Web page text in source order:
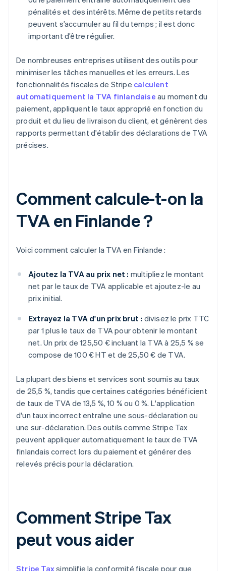
pénalités et des intérêts. Même de petits retards
peuvent s’accumuler au fil du temps ; il est donc
important d’être régulier.
De nombreuses entreprises utilisent des outils pour
minimiser les tâches manuelles et les erreurs. Les
fonctionnalités fiscales de Stripe calculent
automatiquement la TVA finlandaise au moment du
paiement, appliquent le taux approprié en fonction du
produit et du lieu de livraison du client, et génèrent des
rapports permettant d'établir des déclarations de TVA
précises.
Comment calcule-t-on la
TVA en Finlande ?
Voici comment calculer la TVA en Finlande :
Ajoutez la TVA au prix net : multipliez le montant
net par le taux de TVA applicable et ajoutez-le au
prix initial.
Extrayez la TVA d'un prix brut : divisez le prix TTC
par 1 plus le taux de TVA pour obtenir le montant
net. Un prix de 125,50 € incluant la TVA à 25,5 % se
compose de 100 € HT et de 25,50 € de TVA.
La plupart des biens et services sont soumis au taux
de 25,5 %, tandis que certaines catégories bénéficient
de taux de TVA de 13,5 %, 10 % ou 0 %. L'application
d'un taux incorrect entraîne une sous-déclaration ou
une sur-déclaration. Des outils comme Stripe Tax
peuvent appliquer automatiquement le taux de TVA
finlandais correct lors du paiement et générer des
relevés précis pour la déclaration.
Comment Stripe Tax
peut vous aider
Stripe Taxsimplifie la conformité fiscale pour que